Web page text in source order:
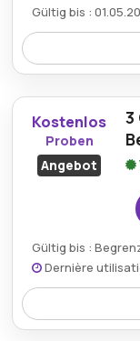
Gültig bis :
Der Kiehls.de-
alle Beauty-
verschiedene
reduzierten
Kostenlos
Proben
Angebot
3
Gültig bis :
Dernière
Jeder